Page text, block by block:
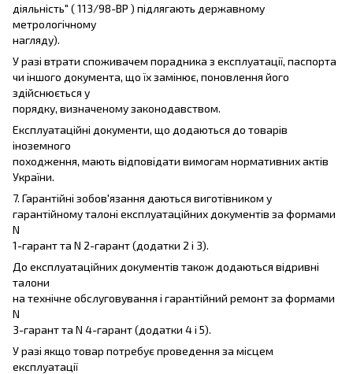
діяльність" ( 113/98-ВР ) підлягають державному
метрологічному
нагляду).
У разі втрати споживачем порадника з експлуатації, паспорта
чи іншого документа, що їх замінює, поновлення його
здійснюється у
порядку, визначеному законодавством.
Експлуатаційні документи, що додаються до товарів
іноземного
походження, мають відповідати вимогам нормативних актів
України.
7. Гарантійні зобов'язання даються виготівником у
гарантійному талоні експлуатаційних документів за формами
N
1-гарант та N 2-гарант (додатки 2 і 3).
До експлуатаційних документів також додаються відривні
талони
на технічне обслуговування і гарантійний ремонт за формами
N
3-гарант та N 4-гарант (додатки 4 і 5).
У разі якщо товар потребує проведення за місцем
експлуатації